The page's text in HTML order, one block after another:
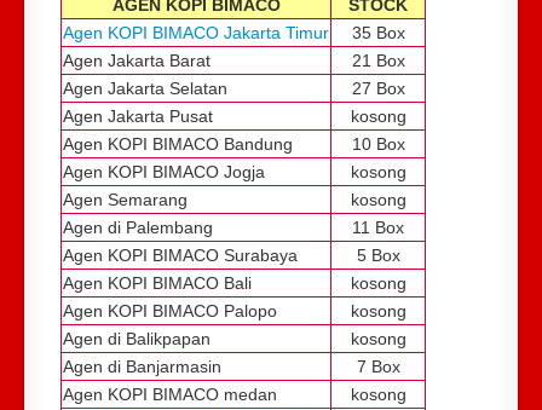
AGEN KOPI BIMACO
STOCK
Agen KOPI BIMACO Jakarta Timur
35 Box
Agen Jakarta Barat
21 Box
Agen Jakarta Selatan
27 Box
Agen Jakarta Pusat
kosong
Agen KOPI BIMACO Bandung
10 Box
Agen KOPI BIMACO Jogja
kosong
Agen Semarang
kosong
Agen di Palembang
11 Box
Agen KOPI BIMACO Surabaya
5 Box
Agen KOPI BIMACO Bali
kosong
Agen KOPI BIMACO Palopo
kosong
Agen di Balikpapan
kosong
Agen di Banjarmasin
7 Box
Agen KOPI BIMACO medan
kosong